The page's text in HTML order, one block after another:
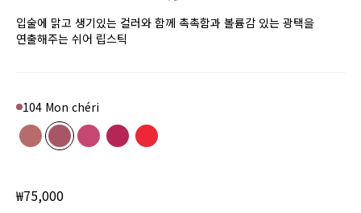
입술에 맑고 생기있는 컬러와 함께 촉촉함과 볼륨감 있는 광택을
연출해주는 쉬어 립스틱
Color
104 Mon chéri
103 Du matin
Product variant in stock
104 Mon chéri
Product variant in stock
206 Sorbet Doux
Product variant in stock
207 Rose fleurie
Product variant in stock
304 Étoffe de fleurs
Product variant in stock
₩75,000